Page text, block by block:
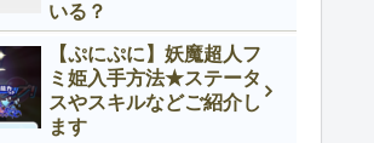
いる？
【ぷにぷに】妖魔超人フ
ミ姫入手方法★ステータ
スやスキルなどご紹介し
ます